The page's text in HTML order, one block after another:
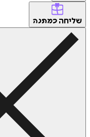
שליחה כמתנה